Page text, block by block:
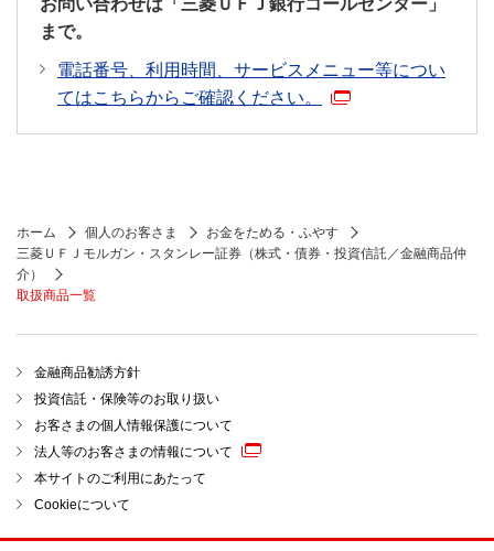
お問い合わせは「三菱ＵＦＪ銀行コールセンター」
まで。
電話番号、利用時間、サービスメニュー等につい
てはこちらからご確認ください。
ホーム 個人のお客さま
お金をためる・ふやす
三菱ＵＦＪモルガン・スタンレー証券（株式・債券・投資信託／金融商品仲
介）
取扱商品一覧
金融商品勧誘方針
投資信託・保険等のお取り扱い
お客さまの個人情報保護について
法人等のお客さまの情報について
本サイトのご利用にあたって
Cookieについて